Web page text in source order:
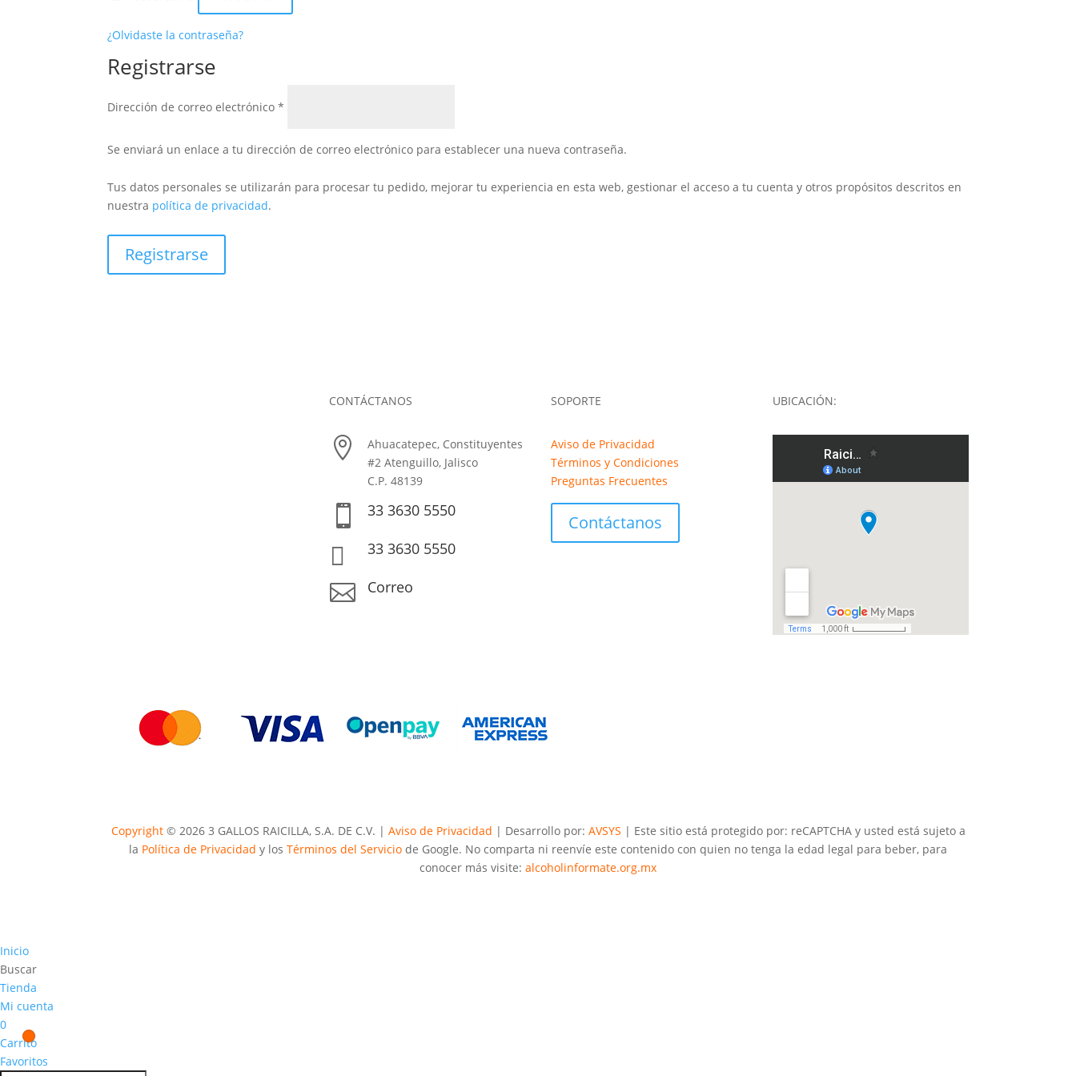
¿Olvidaste la contraseña?
Registrarse
Dirección de correo electrónico*
Se enviará un enlace a tu dirección de correo electrónico para establecer una nueva contraseña.
Tus datos personales se utilizarán para procesar tu pedido, mejorar tu experiencia en esta web, gestionar el acceso a tu cuenta y otros propósitos descritos en
nuestra política de privacidad.
Registrarse
CONTÁCTANOS

Ahuacatepec, Constituyentes
#2 Atenguillo, Jalisco
C.P. 48139
 33 3630 5550
 33 3630 5550
 Correo
SOPORTE
Aviso de Privacidad
Términos y Condiciones
Preguntas Frecuentes
Contáctanos
UBICACIÓN:
Copyright© 2026 3 GALLOS RAICILLA, S.A. DE C.V. | Aviso de Privacidad | Desarrollo por: AVSYS | Este sitio está protegido por: reCAPTCHA y usted está sujeto a
la Política de Privacidad y los Términos del Servicio de Google. No comparta ni reenvíe este contenido con quien no tenga la edad legal para beber, para
conocer más visite: alcoholinformate.org.mx
Inicio
Buscar
Tienda
Mi cuenta
0
Carrito
Favoritos